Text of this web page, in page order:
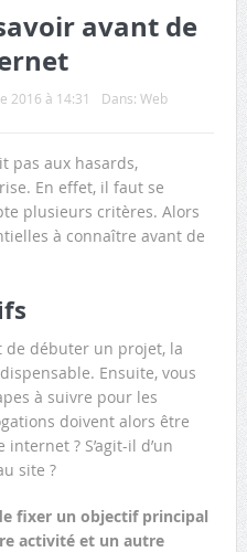
avant de
2016 à 14:31 Dans: Web
pas aux hasards,
En effet, il faut se
plusieurs critères. Alors
à connaître avant de
de débuter un projet, la
Ensuite, vous
à suivre pour les
doivent alors être
? S’agit-il d’un
site ?
fixer un objectif principal
activité et un autre